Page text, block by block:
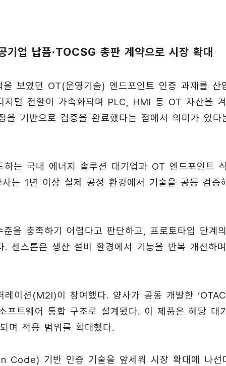
업 납품·TOCSG 총판 계약으로 시장 확대
보였던 OT(운영기술) 엔드포인트 인증 과제를 산
지털 전환이 가속화되며 PLC, HMI 등 OT 자산을
기반으로 검증을 완료했다는 점에서 의미가 있다
는 국내 에너지 솔루션 대기업과 OT 엔드포인트
는 1년 이상 실제 공정 환경에서 기술을 공동 검증
을 충족하기 어렵다고 판단하고, 프로토타입 단계
센스톤은 생산 설비 환경에서 기능을 반복 개선하
이션(M2I)이 참여했다. 양사가 공동 개발한 ‘OTAC
트웨어 통합 구조로 설계됐다. 이 제품은 해당 대
며 적용 범위를 확대했다.
기반 인증 기술을 앞세워 시장 확대에 나선